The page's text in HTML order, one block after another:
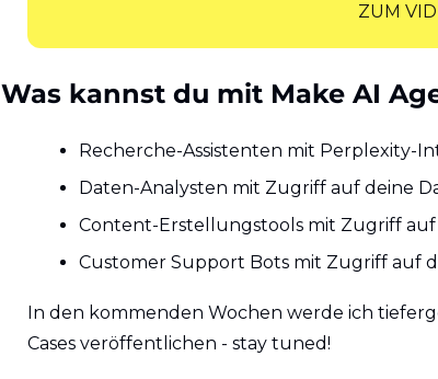
ZUM
Was kannst du mit Make AI
Recherche-Assistenten mit Perplexity-
Daten-Analysten mit Zugriff auf deine
Content-Erstellungstools mit Zugriff auf
Customer Support Bots mit Zugriff auf
In den kommenden Wochen werde ich
Cases veröffentlichen - stay tuned!